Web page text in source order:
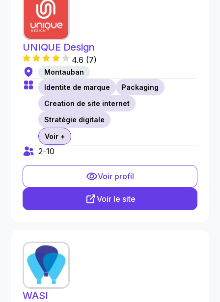
UNIQUE Design
4.6 (7)
Montauban
Identite de marque
Packaging
Creation de site internet
Stratégie digitale
Voir +
2-10
Voir profil
Voir le site
WASI